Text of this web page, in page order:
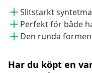
Slitstarkt
Perfekt för både
Den runda
Har du köpt en